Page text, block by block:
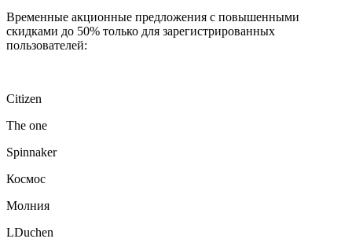
Временные акционные предложения с повышенными
скидками до 50% только для зарегистрированных
пользователей:
Citizen
The one
Spinnaker
Космос
Молния
LDuchen